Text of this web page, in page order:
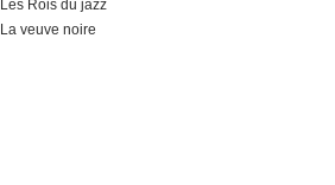
Les Rois du jazz
La veuve noire